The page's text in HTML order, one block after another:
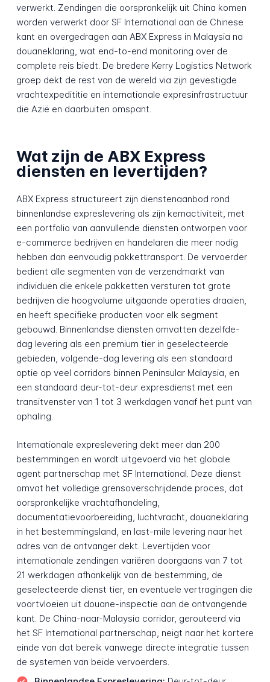
verwerkt. Zendingen die oorspronkelijk uit China komen
worden verwerkt door SF International aan de Chinese
kant en overgedragen aan ABX Express in Malaysia na
douaneklaring, wat end-to-end monitoring over de
complete reis biedt. De bredere Kerry Logistics Network
groep dekt de rest van de wereld via zijn gevestigde
vrachtexpedititie en internationale expresinfrastructuur
die Azië en daarbuiten omspant.
Wat zijn de ABX Express
diensten en levertijden?
ABX Express structureert zijn dienstenaanbod rond
binnenlandse expreslevering als zijn kernactiviteit, met
een portfolio van aanvullende diensten ontworpen voor
e-commerce bedrijven en handelaren die meer nodig
hebben dan eenvoudig pakkettransport. De vervoerder
bedient alle segmenten van de verzendmarkt van
individuen die enkele pakketten versturen tot grote
bedrijven die hoogvolume uitgaande operaties draaien,
en heeft specifieke producten voor elk segment
gebouwd. Binnenlandse diensten omvatten dezelfde-
dag levering als een premium tier in geselecteerde
gebieden, volgende-dag levering als een standaard
optie op veel corridors binnen Peninsular Malaysia, en
een standaard deur-tot-deur expresdienst met een
transitvenster van 1 tot 3 werkdagen vanaf het punt van
ophaling.
Internationale expreslevering dekt meer dan 200
bestemmingen en wordt uitgevoerd via het globale
agent partnerschap met SF International. Deze dienst
omvat het volledige grensoverschrijdende proces, dat
oorspronkelijke vrachtafhandeling,
documentatievoorbereiding, luchtvracht, douaneklaring
in het bestemmingsland, en last-mile levering naar het
adres van de ontvanger dekt. Levertijden voor
internationale zendingen variëren doorgaans van 7 tot
21 werkdagen afhankelijk van de bestemming, de
geselecteerde dienst tier, en eventuele vertragingen die
voortvloeien uit douane-inspectie aan de ontvangende
kant. De China-naar-Malaysia corridor, gerouteerd via
het SF International partnerschap, neigt naar het kortere
einde van dat bereik vanwege directe integratie tussen
de systemen van beide vervoerders.